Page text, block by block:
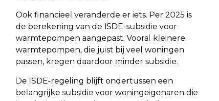
Ook financieel veranderde er iets. Per 2025 is
de berekening van de ISDE-subsidie voor
warmtepompen aangepast. Vooral kleinere
warmtepompen, die juist bij veel woningen
passen, kregen daardoor minder subsidie.
De ISDE-regeling blijft ondertussen een
belangrijke subsidie voor woningeigenaren die